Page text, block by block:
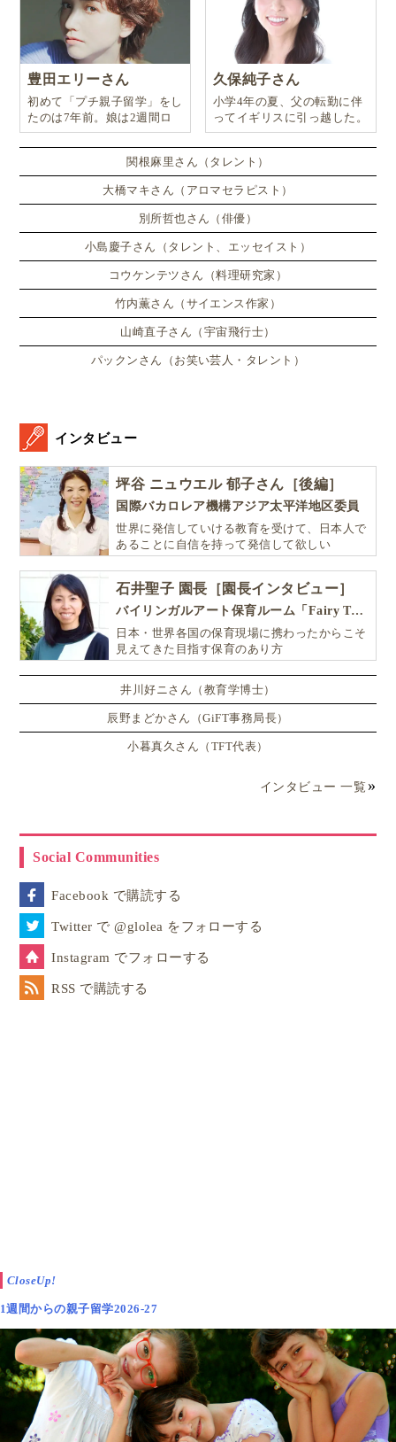
【関連リンク】
フォルケホイスコーレ入門－「知」がさわぐ国で学ぼ
う。
フォルケって何だ？デンマークから始まった「おとな
フォルケホイスコーレ
記事をお読み頂きありがとうございました！
★ ★ ★ 評価を送る
みんなの評価:5 (1件)
バイリンガル教育
デンマーク親子留学
親の学び直し
英語教育
子供留学
デンマーク子育て事情
北欧子育て事情
この記事を執筆したGlolea!アンバサダー
藤岡聡子（Satoko Fujioka）
Glolea! 親の学び直し探求アンバサダー
「親の思考が出会う場」KURASOU.代表。1985年生まれ、徳島生
まれ三重育ち。11歳で父親を亡くし片親の元に育つ。夜間定時制
高校出身。自身の経験から、「学び直し」「生きて老いる本質」
をキーワードに、ライフワークとして親の学び場を運営。森のよ
詳細プロフィール
豊田エリーさん
初めて「プチ親子留学」をし
たのは7年前。娘は2週間ロ
ンドンのサマースクールに通
い、英語劇に挑戦したり、
久保純子さん
小学4年の夏、父の転勤に伴
ってイギリスに引っ越した。
関根麻里さん（タレント）
大橋マキさん（アロマセラピスト）
別所哲也さん（俳優）
小島慶子さん（タレント、エッセイスト）
コウケンテツさん（料理研究家）
竹内薫さん（サイエンス作家）
山崎直子さん（宇宙飛行士）
パックンさん（お笑い芸人・タレント）
インタビュー
坪谷 ニュウエル 郁子さん［後編］
国際バカロレア機構アジア太平洋地区委員
世界に発信していける教育を受けて、日本人で
あることに自信を持って発信して欲しい
石井聖子 園長［園長インタビュー］
バイリンガルアート保育ルーム「Fairy Tale（フェアリーテイル）」
日本・世界各国の保育現場に携わったからこそ
見えてきた目指す保育のあり方
井川好ニさん（教育学博士）
辰野まどかさん（GiFT事務局長）
小暮真久さん（TFT代表）
インタビュー 一覧
Social Communities
Facebook で購読する
Twitter で @glolea をフォローする
Instagram でフォローする
RSS で購読する
CloseUp!
1週間からの親子留学2026-27